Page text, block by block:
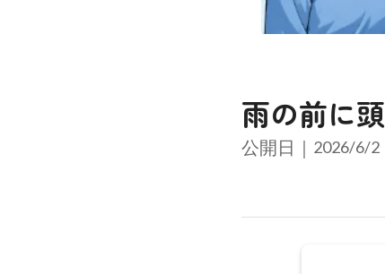
公開日｜ 2026/6/2
雨の前に